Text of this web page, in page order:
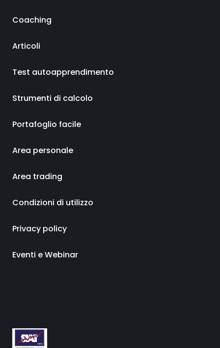
Coaching
Articoli
Test autoapprendimento
Strumenti di calcolo
Portafoglio facile
Area personale
Area trading
Condizioni di utilizzo
Privacy policy
Eventi e Webinar